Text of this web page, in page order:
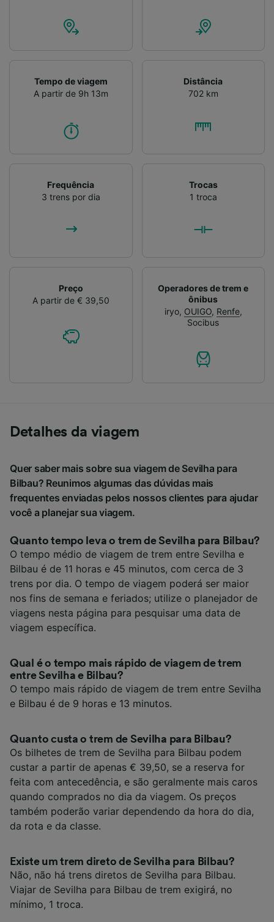
Tempo de viagem
A partir de 9h 13m
Distância
702 km
Frequência
3 trens por dia
Trocas
1 troca
Preço
A partir de € 39,50
Operadores de trem e
ônibus
iryo, OUIGO, Renfe,
Socibus
Detalhes da viagem
Quer saber mais sobre sua viagem de Sevilha para
Bilbau? Reunimos algumas das dúvidas mais
frequentes enviadas pelos nossos clientes para ajudar
você a planejar sua viagem.
Quanto tempo leva o trem de Sevilha para Bilbau?
O tempo médio de viagem de trem entre Sevilha e
Bilbau é de 11 horas e 45 minutos, com cerca de 3
trens por dia. O tempo de viagem poderá ser maior
nos fins de semana e feriados; utilize o planejador de
viagens nesta página para pesquisar uma data de
viagem específica.
Qual é o tempo mais rápido de viagem de trem
entre Sevilha e Bilbau?
O tempo mais rápido de viagem de trem entre Sevilha
e Bilbau é de 9 horas e 13 minutos.
Quanto custa o trem de Sevilha para Bilbau?
Os bilhetes de trem de Sevilha para Bilbau podem
custar a partir de apenas € 39,50, se a reserva for
feita com antecedência, e são geralmente mais caros
quando comprados no dia da viagem. Os preços
também poderão variar dependendo da hora do dia,
da rota e da classe.
Existe um trem direto de Sevilha para Bilbau?
Não, não há trens diretos de Sevilha para Bilbau.
Viajar de Sevilha para Bilbau de trem exigirá, no
mínimo, 1 troca.